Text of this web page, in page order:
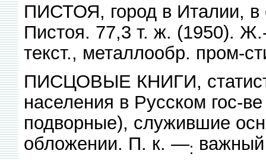
ПИСТОЯ, город в Италии, в
Пистоя. 77,3 т. ж. (1950).
текст., металлообр. пром-
ПИСЦОВЫЕ КНИГИ,
населения в Русском гос-
подворные), служившие
обложении. П. к. —: важный